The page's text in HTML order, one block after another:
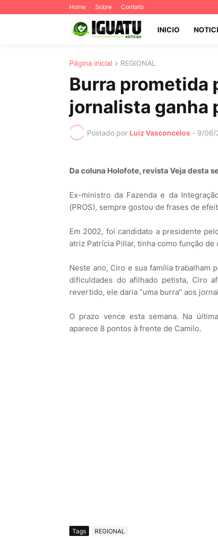
Home Sobre Contato
INICIO
Página inicial REGIONAL
Burra prometida
jornalista ganha
Postado por Luiz Vasconcelos - 9/06/
Da coluna Holofote, revista Veja desta
Ex-ministro da Fazenda e da
(PROS), sempre gostou de frases de
Em 2002, foi candidato a presidente
atriz Patrícia Pillar, tinha como função de
Neste ano, Ciro e sua família trabalham
dificuldades do afilhado petista, Ciro
revertido, ele daria “uma burra” aos
O prazo vence esta semana. Na
aparece 8 pontos à frente de Camilo.
Tags REGIONAL